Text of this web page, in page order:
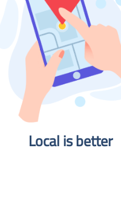
Local is better​